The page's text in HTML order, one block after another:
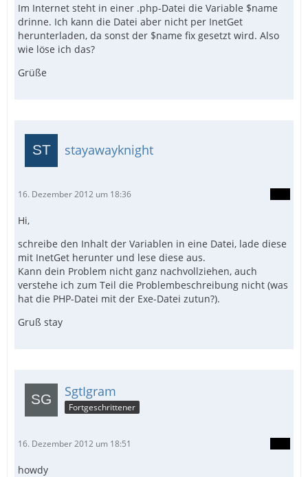
Im Internet steht in einer .php-Datei die Variable $name
drinne. Ich kann die Datei aber nicht per InetGet
herunterladen, da sonst der $name fix gesetzt wird. Also
wie löse ich das?
Grüße
stayawayknight
16. Dezember 2012 um 18:36
Hi,
schreibe den Inhalt der Variablen in eine Datei, lade diese
mit InetGet herunter und lese diese aus.
Kann dein Problem nicht ganz nachvollziehen, auch
verstehe ich zum Teil die Problembeschreibung nicht (was
hat die PHP-Datei mit der Exe-Datei zutun?).
Gruß stay
SgtIgram
Fortgeschrittener
16. Dezember 2012 um 18:51
howdy